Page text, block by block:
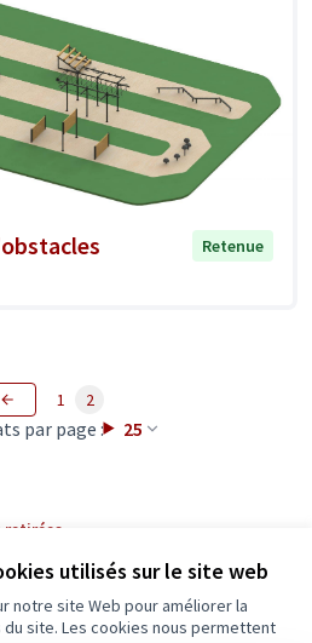
utilisés sur le site web
notre site Web pour améliorer la
site. Les cookies nous permettent
Retenue
par page : 25
1 2